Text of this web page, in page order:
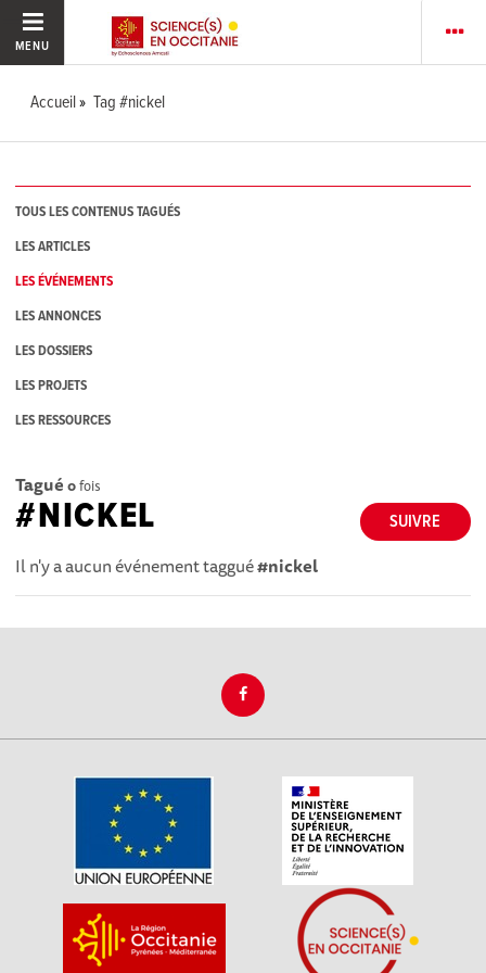
MENU
Accueil Tag #nickel
TOUS LES CONTENUS TAGUÉS
LES ARTICLES
LES ÉVÉNEMENTS
LES ANNONCES
LES DOSSIERS
LES PROJETS
LES RESSOURCES
Tagué 0fois
SUIVRE
#NICKEL
Il n'y a aucun événement taggué#nickel